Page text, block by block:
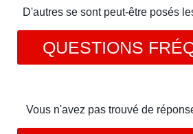
D'autres se sont peut-être posés
QUESTIONS
Vous n'avez pas trouvé de